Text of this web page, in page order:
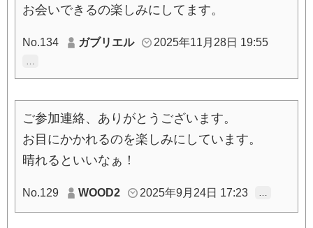
お会いできるの楽しみにしてます。
No.134 ガブリエル 2025年11月28日 19:55
ご参加連絡、ありがとうございます。
お目にかかれるのを楽しみにしています。
晴れるといいなぁ！
No.129 WOOD2 2025年9月24日 17:23 …